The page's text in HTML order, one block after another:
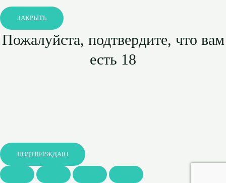
ЗАКРЫТЬ
Пожалуйста, подтвердите, что вам
есть 18
ПОДТВЕРЖДАЮ